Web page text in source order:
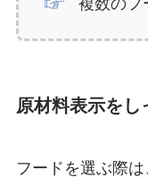
複数のフ
原材料表示をし
フードを選ぶ際